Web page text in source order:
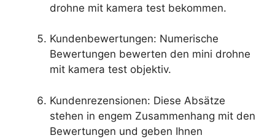
drohne mit kamera test bekommen.
Kundenbewertungen: Numerische
Bewertungen bewerten den mini drohne
mit kamera test objektiv.
Kundenrezensionen: Diese Absätze
stehen in engem Zusammenhang mit den
Bewertungen und geben Ihnen